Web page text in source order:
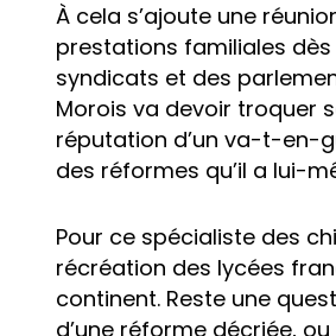
À cela s’ajoute une
prestations familiales
syndicats et des
Morois va devoir troquer
réputation d’un va-t-en-
des réformes qu’il a lui-
Pour ce spécialiste des
récréation des lycées
continent. Reste une
d’une réforme décriée,